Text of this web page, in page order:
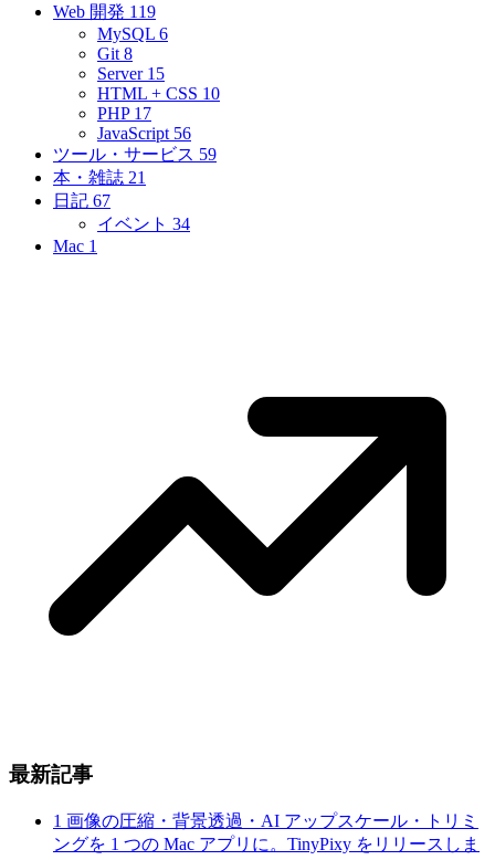
Web 開発 119
MySQL 6
Git 8
Server 15
HTML + CSS 10
PHP 17
JavaScript 56
ツール・サービス 59
本・雑誌 21
日記 67
イベント 34
Mac 1
最新記事
1 画像の圧縮・背景透過・AI アップスケール・トリミ
ングを 1 つの Mac アプリに。TinyPixy をリリースしま